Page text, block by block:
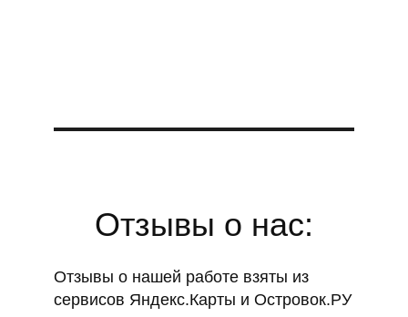
Отзывы о нас:
Отзывы о нашей работе взяты из
сервисов Яндекс.Карты и Островок.РУ